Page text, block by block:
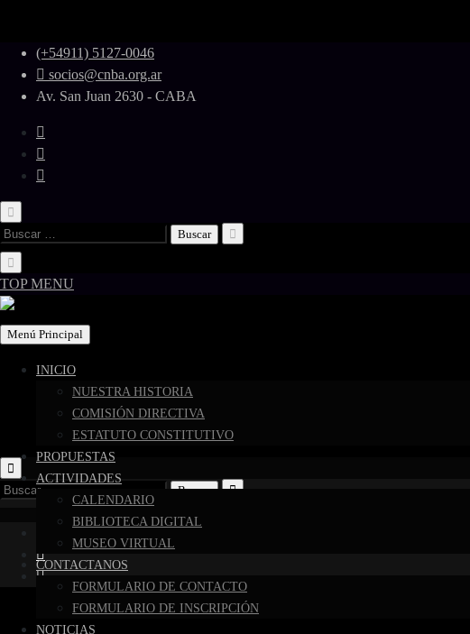
Skip
content
(+54911) 5127-0046
socios@cnba.org.ar
Av. San Juan 2630 - CABA
Buscar:
TOP MENU
Menú Principal
INICIO
NUESTRA HISTORIA
COMISIÓN DIRECTIVA
ESTATUTO CONSTITUTIVO
PROPUESTAS
ACTIVIDADES
CALENDARIO
BIBLIOTECA DIGITAL
MUSEO VIRTUAL
CONTACTANOS
FORMULARIO DE CONTACTO
FORMULARIO DE INSCRIPCIÓN
NOTICIAS
Buscar: